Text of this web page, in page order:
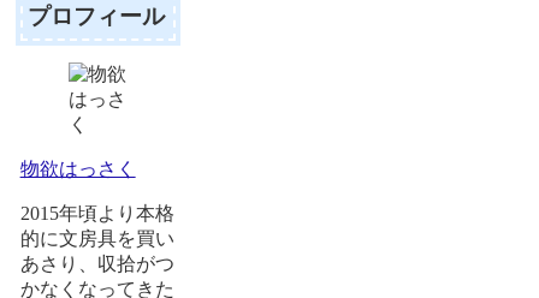
プロフィール
物欲はっさく
2015年頃より本格
的に文房具を買い
あさり、収拾がつ
かなくなってきた